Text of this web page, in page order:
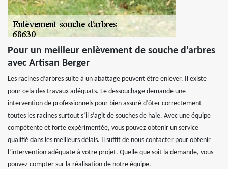
Pour un meilleur enlèvement de souche d’arbres
avec Artisan Berger
Les racines d’arbres suite à un abattage peuvent être enlever. Il existe
pour cela des travaux adéquats. Le dessouchage demande une
intervention de professionnels pour bien assuré d’ôter correctement
toutes les racines surtout s’il s’agit de souches de haie. Avec une équipe
compétente et forte expérimentée, vous pouvez obtenir un service
qualifié dans les meilleurs délais. Il suffit de nous contacter pour obtenir
l’intervention adéquate à votre projet. Quelle que soit la demande, vous
pouvez compter sur la réalisation de notre équipe.